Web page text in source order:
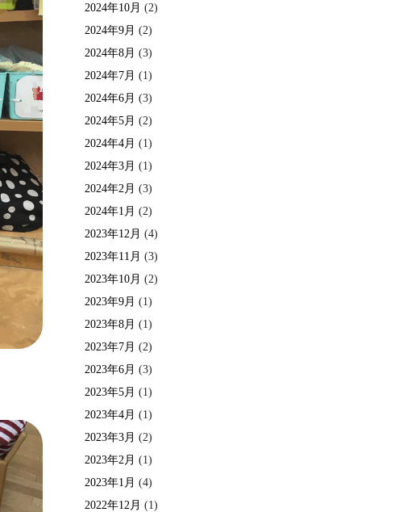
2024年10月 (2)
2024年9月 (2)
2024年8月 (3)
2024年7月 (1)
2024年6月 (3)
2024年5月 (2)
2024年4月 (1)
2024年3月 (1)
2024年2月 (3)
2024年1月 (2)
2023年12月 (4)
2023年11月 (3)
2023年10月 (2)
2023年9月 (1)
2023年8月 (1)
2023年7月 (2)
2023年6月 (3)
2023年5月 (1)
2023年4月 (1)
2023年3月 (2)
2023年2月 (1)
2023年1月 (4)
2022年12月 (1)